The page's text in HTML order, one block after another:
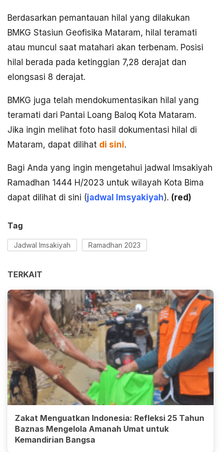
Berdasarkan pemantauan hilal yang dilakukan
BMKG Stasiun Geofisika Mataram, hilal teramati
atau muncul saat matahari akan terbenam. Posisi
hilal berada pada ketinggian 7,28 derajat dan
elongsasi 8 derajat.
BMKG juga telah mendokumentasikan hilal yang
teramati dari Pantai Loang Baloq Kota Mataram.
Jika ingin melihat foto hasil dokumentasi hilal di
Mataram, dapat dilihat di sini.
Bagi Anda yang ingin mengetahui jadwal Imsakiyah
Ramadhan 1444 H/2023 untuk wilayah Kota Bima
dapat dilihat di sini (jadwal Imsyakiyah). (red)
Tag
Jadwal Imsakiyah Ramadhan 2023
TERKAIT
Zakat Menguatkan Indonesia: Refleksi 25 Tahun
Baznas Mengelola Amanah Umat untuk
Kemandirian Bangsa